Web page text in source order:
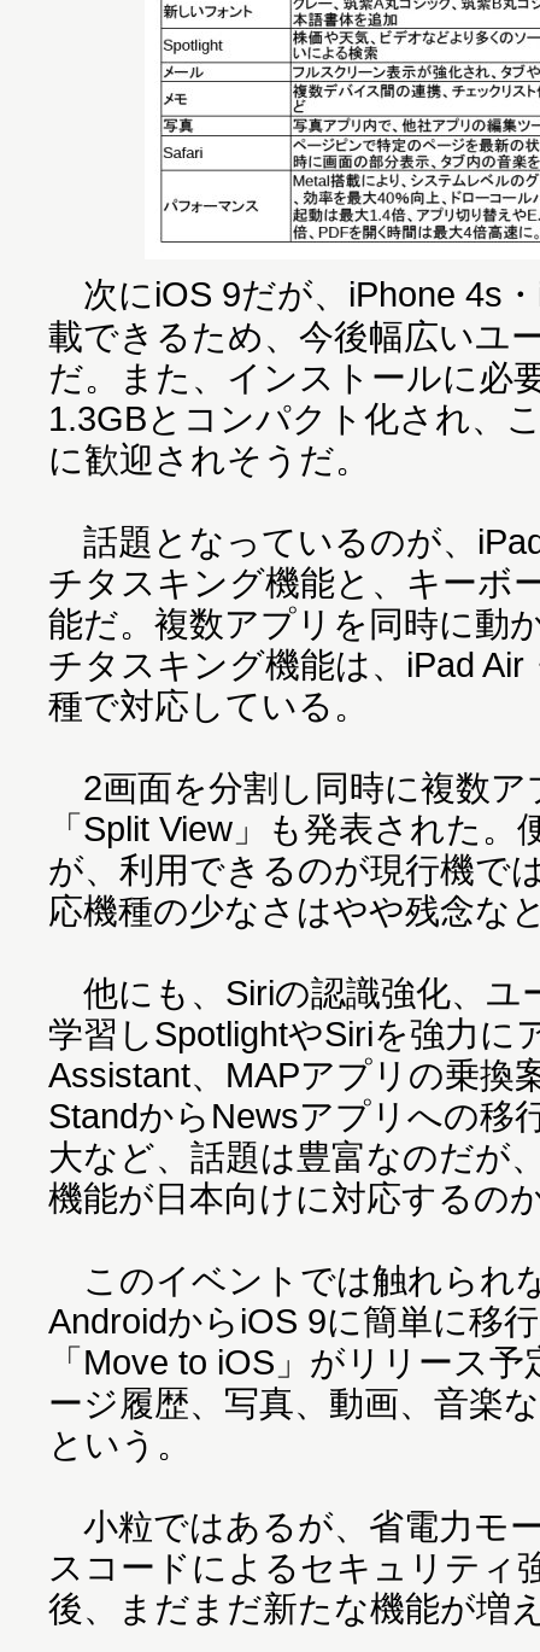
次にiOS 9だが、iPhone 4s
載できるため、今後幅広いユ
だ。また、インストールに必
1.3GBとコンパクト化され、
に歓迎されそうだ。
話題となっているのが、
チタスキング機能と、キーボ
能だ。複数アプリを同時に動
チタスキング機能は、iPad Air
種で対応している。
2画面を分割し同時に複数ア
「Split View」も発表された
が、利用できるのが現行機で
応機種の少なさはやや残念な
他にも、Siriの認識強化、ユ
学習しSpotlightやSiriを強力に
Assistant、MAPアプリの乗換
StandからNewsアプリへの移
大など、話題は豊富なのだが
機能が日本向けに対応するの
このイベントでは触れられ
AndroidからiOS 9に簡単に移
「Move to iOS」がリリース
ージ履歴、写真、動画、音楽
という。
小粒ではあるが、省電力モ
スコードによるセキュリティ
後、まだまだ新たな機能が増